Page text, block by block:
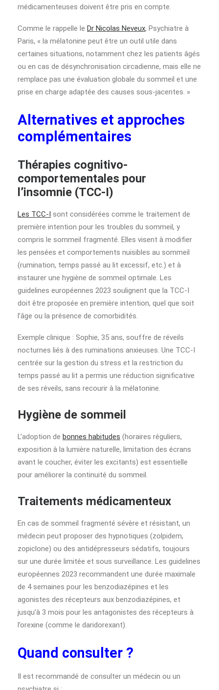
médicamenteuses doivent être pris en compte.
Comme le rappelle le Dr Nicolas Neveux, Psychiatre à
Paris, « la mélatonine peut être un outil utile dans
certaines situations, notamment chez les patients âgés
ou en cas de désynchronisation circadienne, mais elle ne
remplace pas une évaluation globale du sommeil et une
prise en charge adaptée des causes sous-jacentes. »
Alternatives et approches
complémentaires
Thérapies cognitivo-
comportementales pour
l’insomnie (TCC-I)
Les TCC-I sont considérées comme le traitement de
première intention pour les troubles du sommeil, y
compris le sommeil fragmenté. Elles visent à modifier
les pensées et comportements nuisibles au sommeil
(rumination, temps passé au lit excessif, etc.) et à
instaurer une hygiène de sommeil optimale. Les
guidelines européennes 2023 soulignent que la TCC-I
doit être proposée en première intention, quel que soit
l’âge ou la présence de comorbidités.
Exemple clinique : Sophie, 35 ans, souffre de réveils
nocturnes liés à des ruminations anxieuses. Une TCC-I
centrée sur la gestion du stress et la restriction du
temps passé au lit a permis une réduction significative
de ses réveils, sans recourir à la mélatonine.
Hygiène de sommeil
L’adoption de bonnes habitudes (horaires réguliers,
exposition à la lumière naturelle, limitation des écrans
avant le coucher, éviter les excitants) est essentielle
pour améliorer la continuité du sommeil.
Traitements médicamenteux
En cas de sommeil fragmenté sévère et résistant, un
médecin peut proposer des hypnotiques (zolpidem,
zopiclone) ou des antidépresseurs sédatifs, toujours
sur une durée limitée et sous surveillance. Les guidelines
européennes 2023 recommandent une durée maximale
de 4 semaines pour les benzodiazépines et les
agonistes des récepteurs aux benzodiazépines, et
jusqu’à 3 mois pour les antagonistes des récepteurs à
l’orexine (comme le daridorexant).
Quand consulter ?
Il est recommandé de consulter un médecin ou un